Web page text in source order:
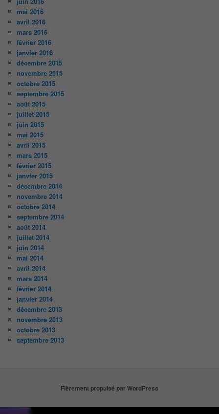
mai 2016
avril 2016
mars 2016
février 2016
janvier 2016
décembre 2015
novembre 2015
octobre 2015
septembre 2015
août 2015
juillet 2015
juin 2015
mai 2015
avril 2015
mars 2015
février 2015
janvier 2015
décembre 2014
novembre 2014
octobre 2014
septembre 2014
août 2014
juillet 2014
juin 2014
mai 2014
avril 2014
mars 2014
février 2014
janvier 2014
décembre 2013
novembre 2013
octobre 2013
septembre 2013
Fièrement propulsé par WordPress